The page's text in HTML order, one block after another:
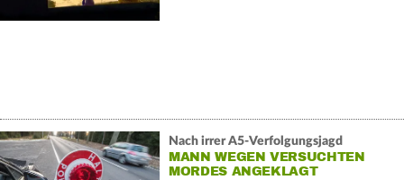
Nach irrer A5-Verfolgungsjagd
MANN WEGEN VERSUCHTEN
MORDES ANGEKLAGT